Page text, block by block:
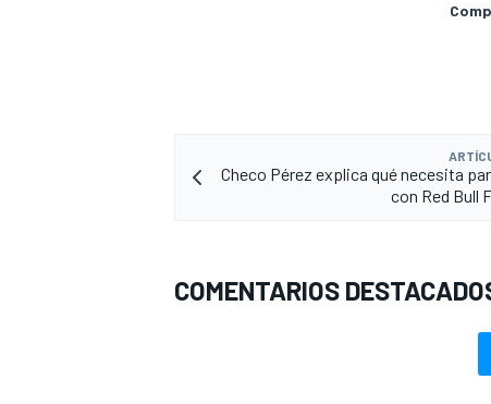
Checo Pérez explica qué necesita
con Red Bull
COMENTARIOS